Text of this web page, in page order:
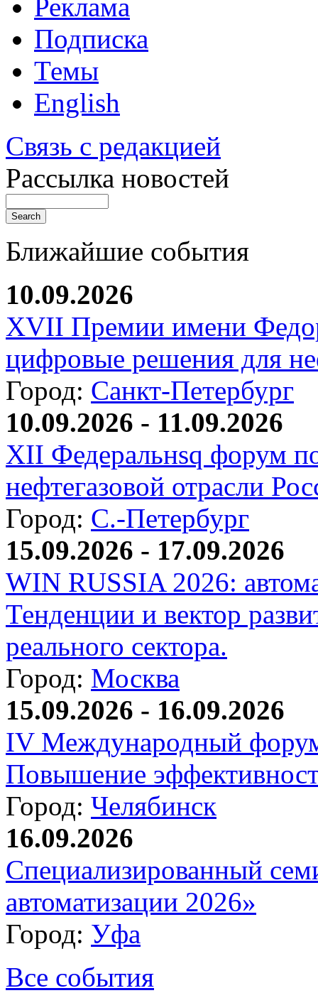
Реклама
Подписка
Темы
English
Связь с редакцией
Рассылка новостей
Ближайшие события
10.09.2026
XVII Премии имени
цифровые решения для
Город: Санкт-Петербург
10.09.2026 - 11.09.2026
XII Федеральнsq форум
нефтегазовой отрасли
Город: С.-Петербург
15.09.2026 - 17.09.2026
WIN RUSSIA 2026:
Тенденции и вектор
реального сектора.
Город: Москва
15.09.2026 - 16.09.2026
IV Международный
Повышение
Город: Челябинск
16.09.2026
Специализированный
автоматизации 2026»
Город: Уфа
Все события